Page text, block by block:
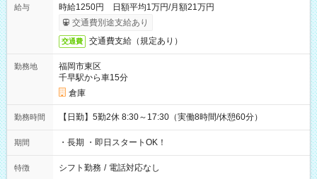
給与
時給1250円 日額平均1万円/月額21万円
交通費別途支給あり
交通費 交通費支給（規定あり）
勤務地
福岡市東区
千早駅から車15分
倉庫
勤務時間 【日勤】5勤2休 8:30～17:30（実働8時間/休憩60分）
期間 ・長期 ・即日スタートOK！
特徴 シフト勤務 / 電話対応なし